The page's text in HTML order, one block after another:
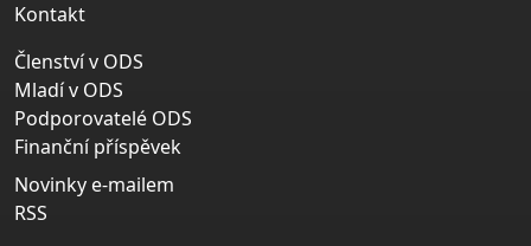
Kontakt
Členství v ODS
Mladí v ODS
Podporovatelé ODS
Finanční příspěvek
Novinky e-mailem
RSS